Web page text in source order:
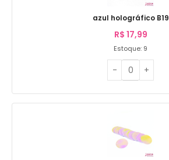
azul holográfico B19
R$ 17,99
Estoque: 9